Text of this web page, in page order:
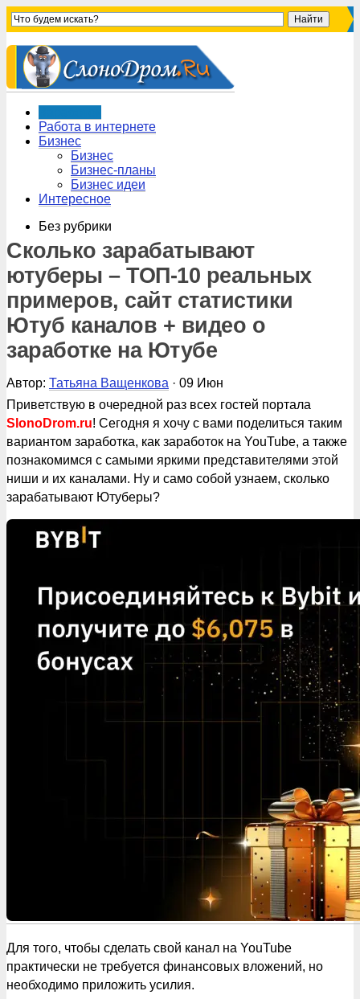
Работа в интернете
Бизнес
Бизнес
Бизнес-планы
Бизнес идеи
Интересное
Без рубрики
Сколько зарабатывают
ютуберы – ТОП-10 реальных
примеров, сайт статистики
Ютуб каналов + видео о
заработке на Ютубе
Автор: Татьяна Ващенкова · 09 Июн
Приветствую в очередной раз всех гостей портала
SlonoDrom.ru! Сегодня я хочу с вами поделиться таким
вариантом заработка, как заработок на YouTube, а также
познакомимся с самыми яркими представителями этой
ниши и их каналами. Ну и само собой узнаем, сколько
зарабатывают Ютуберы?
Для того, чтобы сделать свой канал на YouTube
практически не требуется финансовых вложений, но
необходимо приложить усилия.